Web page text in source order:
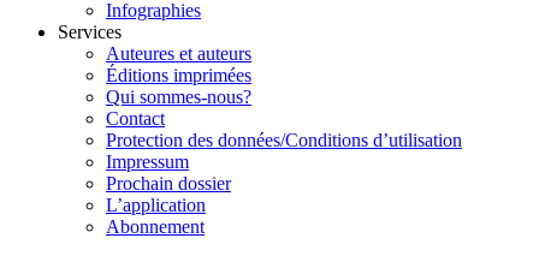
Infographies
Services
Auteures et auteurs
Éditions imprimées
Qui sommes-nous?
Contact
Protection des données/Conditions d’utilisation
Impressum
Prochain dossier
L’application
Abonnement